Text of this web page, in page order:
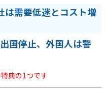
は需要低迷とコスト増
国停止、外国人は警
典の1つです